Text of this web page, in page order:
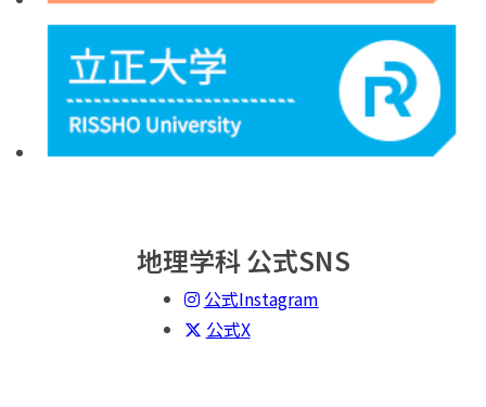
地理学科 公式SNS
公式Instagram
公式X